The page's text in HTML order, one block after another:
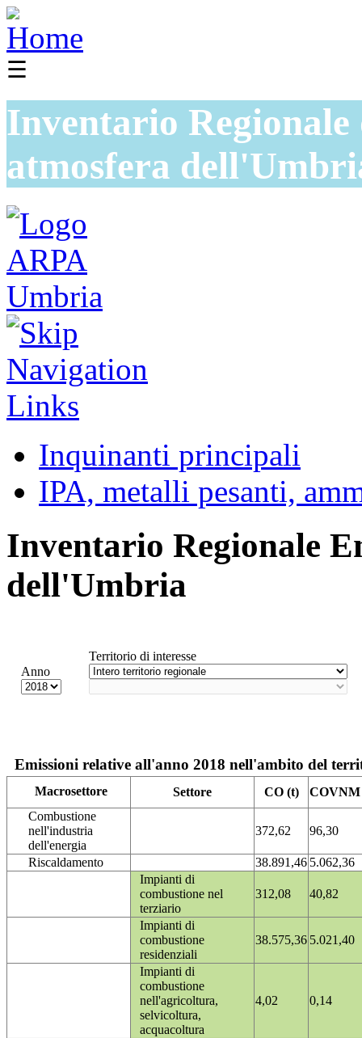
☰
Inventario
atmosfera
Inquinanti principali
IPA, metalli pesanti,
Inventario Regionale
dell'Umbria
Anno
Territorio di interesse
Emissioni relative all'anno 2018 nell'ambito del
Macrosettore Settore CO (t)
COVNM
Combustione
nell'industria
dell'energia
372,62 96,30
Riscaldamento 38.891,46 5.062,36
Impianti di
combustione nel
terziario
312,08 40,82
Impianti di
combustione
residenziali
38.575,36 5.021,40
Impianti di
combustione
nell'agricoltura,
selvicoltura,
acquacoltura
4,02 0,14